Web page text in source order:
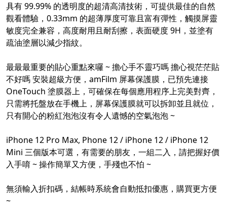
具有 99.99% 的透明度的超清高清技術，可提供最佳的自然
觀看體驗，0.33mm 的超薄厚度可靠且富有彈性，觸摸屏靈
敏度完全兼容，高度耐用且耐刮擦，表面硬度 9H，並塗有
疏油塗層以減少指紋。
最最最重要的貼心重點來囉 ~ 擔心手不靈巧嗎 擔心視茫茫貼
不好嗎 安裝超級方便，amFilm 屏幕保護膜，已預先連接
OneTouch 塗膜器上，可確保在每個應用程序上完美對齊，
只需將托盤放在手機上，屏幕保護膜就可以拆卸並且就位，
只有開心的粉紅泡泡沒有令人遺憾的空氣泡泡 ~
iPhone 12 Pro Max, Phone 12 / iPhone 12 / iPhone 12
Mini 三個版本可選，有需要的朋友，一組二入，請把握好價
入手唷 ~ 操作簡單又方便，手殘也不怕 ~
無須輸入折扣碼，結帳時系統會自動抵扣優惠，購買更方便
~